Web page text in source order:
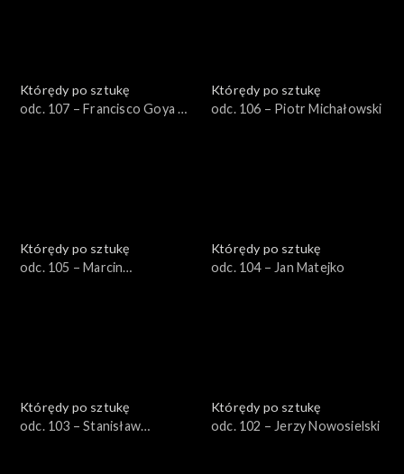
Którędy po sztukę
odc. 107 – Francisco Goya y
Którędy po sztukę
odc. 106 – Piotr Michałowski
Którędy po sztukę
odc. 105 – Marcin
Którędy po sztukę
odc. 104 – Jan Matejko
Którędy po sztukę
odc. 103 – Stanisław
Którędy po sztukę
odc. 102 – Jerzy Nowosielski